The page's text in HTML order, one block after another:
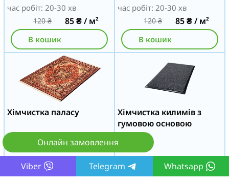
Онлайн замовлення
Viber Telegram Whatsapp
час робіт: 20-30 хв
120₴ 85₴/ м²
В кошик
час робіт: 20-30 хв
120₴ 85₴/ м²
В кошик
Хімчистка паласу
час робіт: 20-30 хв
120₴ 85₴/ м²
Хімчистка килимів з
гумовою основою
час робіт: 20-30 хв
120₴ 85₴/ м²